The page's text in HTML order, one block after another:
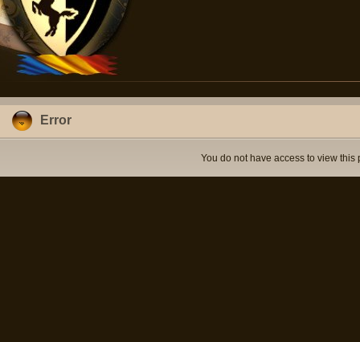
Error
You do not have access to view this